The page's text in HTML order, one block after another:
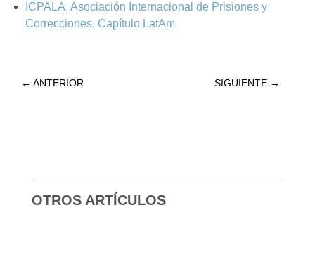
ICPALA, Asociación Internacional de Prisiones y
Correcciones, Capítulo LatAm
← ANTERIOR SIGUIENTE →
OTROS ARTÍCULOS